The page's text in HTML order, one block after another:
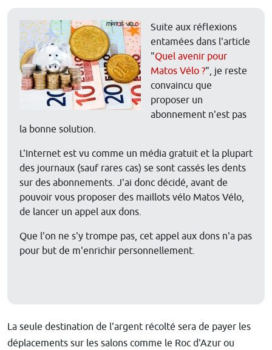
Suite aux réflexions
entamées dans l'article
"Quel avenir pour
Matos Vélo ?", je reste
convaincu que
proposer un
abonnement n'est pas
la bonne solution.
L'Internet est vu comme un média gratuit et la plupart
des journaux (sauf rares cas) se sont cassés les dents
sur des abonnements. J'ai donc décidé, avant de
pouvoir vous proposer des maillots vélo Matos Vélo,
de lancer un appel aux dons.
Que l'on ne s'y trompe pas, cet appel aux dons n'a pas
pour but de m'enrichir personnellement.
La seule destination de l'argent récolté sera de payer les
déplacements sur les salons comme le Roc d'Azur ou